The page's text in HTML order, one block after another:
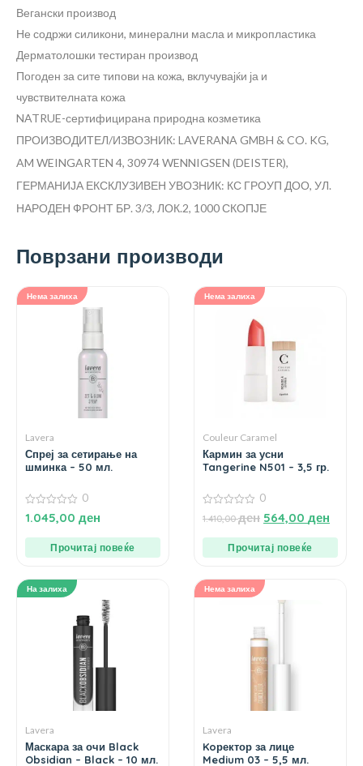
Вегански производ
Не содржи силикони, минерални масла и микропластика
Дерматолошки тестиран производ
Погоден за сите типови на кожа, вклучувајќи ја и
чувствителната кожа
NATRUE-сертифицирана природна козметика
ПРОИЗВОДИТЕЛ/ИЗВОЗНИК: LAVERANA GMBH & CO. KG,
AM WEINGARTEN 4, 30974 WENNIGSEN (DEISTER),
ГЕРМАНИЈА ЕКСКЛУЗИВЕН УВОЗНИК: КС ГРОУП ДОО, УЛ.
НАРОДЕН ФРОНТ БР. 3/3, ЛОК.2, 1000 СКОПЈЕ
Поврзани производи
Нема залиха
Lavera
Спреј за сетирање на
шминка – 50 мл.
0
од
0
1.045,00 ден
Прочитај повеќе
Нема залиха
Couleur Caramel
Кармин за усни
Tangerine N501 – 3,5 гр.
0
од
0
1.410,00ден 564,00 ден
Прочитај повеќе
На залиха
Lavera
Маскара за очи Black
Obsidian – Black – 10 мл.
Нема залиха
Lavera
Koректор за лице
Medium 03 – 5,5 мл.